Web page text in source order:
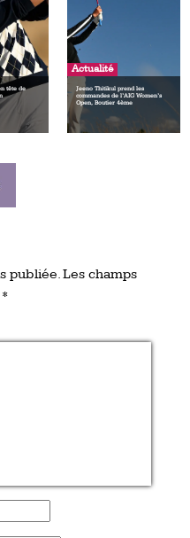
tête de
Actualité
Jeeno Thitikul prend les
commandes de l’AIG Women’s
Open, Boutier 4ème
publiée.Les champs
*